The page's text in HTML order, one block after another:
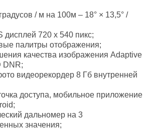
/ м на 100м – 18° × 13,5° /
дисплей 720 x 540 пикс;
палитры отображения;
качества изображения Adaptive
DNR;
видеорекордер 8 Гб внутренней
доступа, мобильное приложение
дальномер на 3
значения;